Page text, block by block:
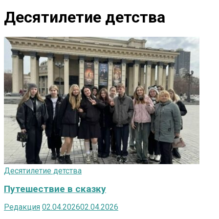
Десятилетие детства
Десятилетие детства
Путешествие в сказку
Редакция 02.04.202602.04.2026